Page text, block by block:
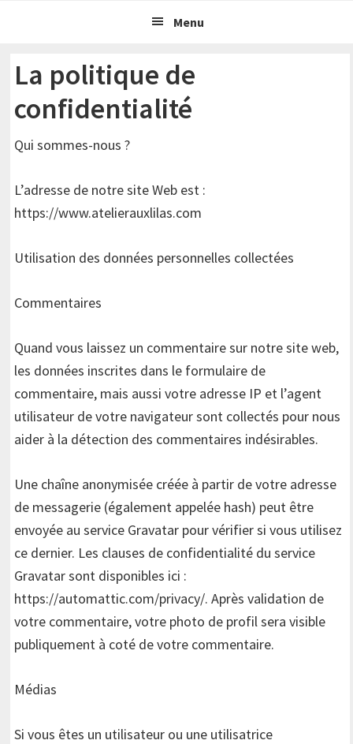
navigation
principale
principal
Menu
La politique de
confidentialité
Qui sommes-nous ?
L’adresse de notre site Web est :
https://www.atelierauxlilas.com
Utilisation des données personnelles collectées
Commentaires
Quand vous laissez un commentaire sur notre site web,
les données inscrites dans le formulaire de
commentaire, mais aussi votre adresse IP et l’agent
utilisateur de votre navigateur sont collectés pour nous
aider à la détection des commentaires indésirables.
Une chaîne anonymisée créée à partir de votre adresse
de messagerie (également appelée hash) peut être
envoyée au service Gravatar pour vérifier si vous utilisez
ce dernier. Les clauses de confidentialité du service
Gravatar sont disponibles ici :
https://automattic.com/privacy/. Après validation de
votre commentaire, votre photo de profil sera visible
publiquement à coté de votre commentaire.
Médias
Si vous êtes un utilisateur ou une utilisatrice